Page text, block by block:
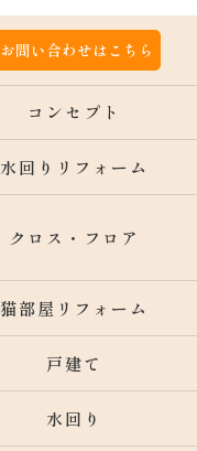
お問い合わせはこちら
コンセプト
水回りリフォーム
クロス・フロア
猫部屋リフォーム
戸建て
水回り